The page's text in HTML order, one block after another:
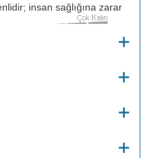
insan sağlığına zarar